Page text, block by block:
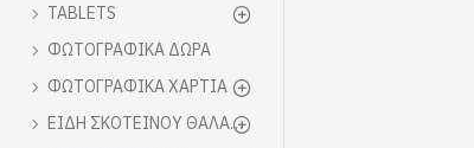
TABLETS
ΦΩΤΟΓΡΑΦΙΚΑ ΔΩΡΑ
ΦΩΤΟΓΡΑΦΙΚΑ ΧΑΡΤΙΑ
ΕΙΔΗ ΣΚΟΤΕΙΝΟΥ ΘΑΛΑΜΟΥ